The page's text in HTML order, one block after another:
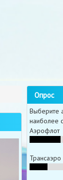
Опрос
Выберите
наиболее
Аэрофлот
Трансаэро